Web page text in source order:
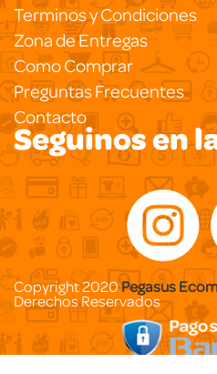
Terminos y Condiciones
Zona de Entregas
Como Comprar
Preguntas Frecuentes
Contacto
Seguinos en
Copyright 2020Pegasus
Derechos Reservados